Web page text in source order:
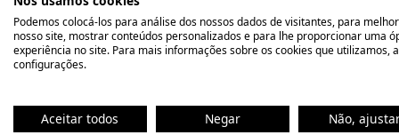
Application
Podemos colocá-los para análise dos nossos dados de visitantes, para
nosso site, mostrar conteúdos personalizados e para lhe proporcionar uma
experiência no site. Para mais informações sobre os cookies que utilizamos,
configurações.
Aceitar todos Negar Não,